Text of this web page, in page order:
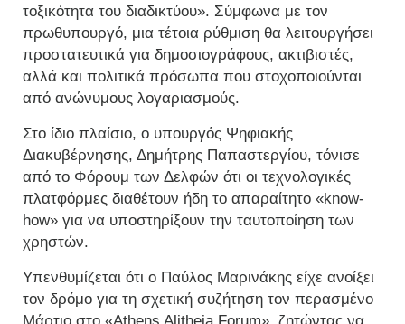
τοξικότητα του διαδικτύου». Σύμφωνα με τον
πρωθυπουργό, μια τέτοια ρύθμιση θα λειτουργήσει
προστατευτικά για δημοσιογράφους, ακτιβιστές,
αλλά και πολιτικά πρόσωπα που στοχοποιούνται
από ανώνυμους λογαριασμούς.
Στο ίδιο πλαίσιο, ο υπουργός Ψηφιακής
Διακυβέρνησης, Δημήτρης Παπαστεργίου, τόνισε
από το Φόρουμ των Δελφών ότι οι τεχνολογικές
πλατφόρμες διαθέτουν ήδη το απαραίτητο «know-
how» για να υποστηρίξουν την ταυτοποίηση των
χρηστών.
Υπενθυμίζεται ότι ο Παύλος Μαρινάκης είχε ανοίξει
τον δρόμο για τη σχετική συζήτηση τον περασμένο